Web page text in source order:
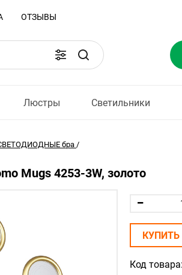
ОТЗЫВЫ
Люстры Светильники
бра /
Mugs 4253-3W, золото
Код товара:
КУПИТЬ